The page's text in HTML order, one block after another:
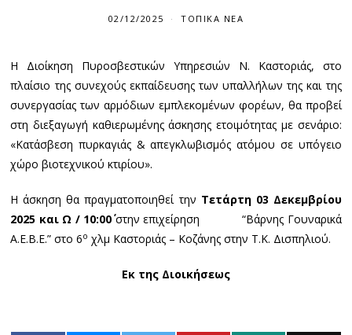
02/12/2025 ΤΟΠΙΚΆ ΝΈΑ
Η Διοίκηση Πυροσβεστικών Υπηρεσιών Ν. Καστοριάς, στο
πλαίσιο της συνεχούς εκπαίδευσης των υπαλλήλων της και της
συνεργασίας των αρμόδιων εμπλεκομένων φορέων, θα προβεί
στη διεξαγωγή καθιερωμένης άσκησης ετοιμότητας με σενάριο:
«Κατάσβεση πυρκαγιάς & απεγκλωβισμός ατόμου σε υπόγειο
χώρο βιοτεχνικού κτιρίου».
Η άσκηση θα πραγματοποιηθεί την Τετάρτη 03 Δεκεμβρίου
2025 και Ω / 10:00΄στην επιχείρηση “Βάρνης Γουναρικά
Α.Ε.Β.Ε.” στο 6ο χλμ Καστοριάς – Κοζάνης στην Τ.Κ. Δισπηλιού.
Εκ της Διοικήσεως